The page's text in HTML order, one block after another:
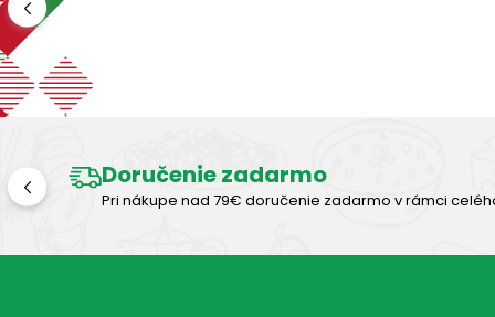
Doručenie zadarmo
Pri nákupe nad 79€ doručenie zadarmo v rámci